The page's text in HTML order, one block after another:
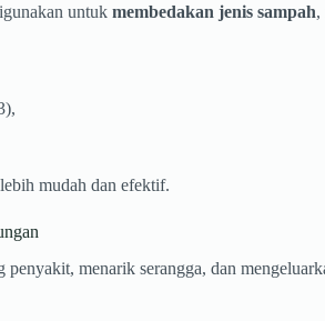
untuk membedakan jenis sampah,
mudah dan efektif.
penyakit, menarik serangga, dan